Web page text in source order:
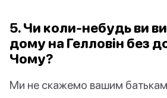
5. Чи коли-небудь ви
дому на Гелловін без
Чому?
Ми не скажемо вашим